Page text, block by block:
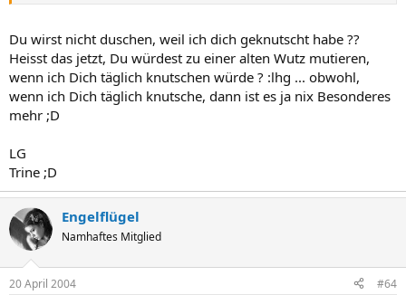
Du wirst nicht duschen, weil ich dich geknutscht habe ??
Heisst das jetzt, Du würdest zu einer alten Wutz mutieren,
wenn ich Dich täglich knutschen würde ? :lhg ... obwohl,
wenn ich Dich täglich knutsche, dann ist es ja nix Besonderes
mehr ;D
LG
Trine ;D
Engelflügel
Namhaftes Mitglied
20 April 2004 #64